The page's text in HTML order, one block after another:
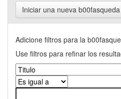
Iniciar una nueva b00fasqueda
Adicione filtros para la
Use filtros para refinar los